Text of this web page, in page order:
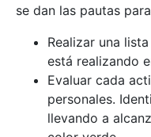
se dan las pautas
Realizar una
está realizando
Evaluar cada
personales.
llevando a